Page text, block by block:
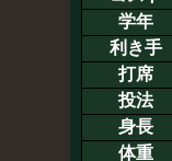
学年
利き手
打席
投法
身長
体重